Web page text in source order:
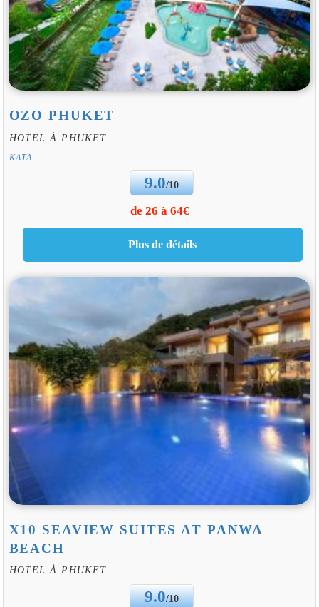
OZO PHUKET
HOTEL À PHUKET
KATA
9.0/10
de 26 à 64€
X10 SEAVIEW SUITES AT PANWA
BEACH
HOTEL À PHUKET
9.0/10